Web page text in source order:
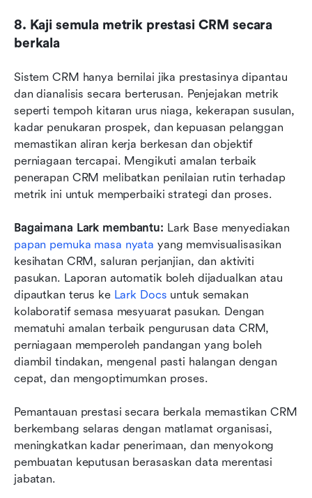
8. Kaji semula metrik prestasi CRM secara
berkala
Sistem CRM hanya bernilai jika prestasinya dipantau
dan dianalisis secara berterusan. Penjejakan metrik
seperti tempoh kitaran urus niaga, kekerapan susulan,
kadar penukaran prospek, dan kepuasan pelanggan
memastikan aliran kerja berkesan dan objektif
perniagaan tercapai. Mengikuti amalan terbaik
penerapan CRM melibatkan penilaian rutin terhadap
metrik ini untuk memperbaiki strategi dan proses.
Bagaimana Lark membantu:
papan pemuka masa nyata yang memvisualisasikan
kesihatan CRM, saluran perjanjian, dan aktiviti
pasukan. Laporan automatik boleh dijadualkan atau
dipautkan terus ke Lark Docs untuk semakan
kolaboratif semasa mesyuarat pasukan. Dengan
mematuhi amalan terbaik pengurusan data CRM,
perniagaan memperoleh pandangan yang boleh
diambil tindakan, mengenal pasti halangan dengan
cepat, dan mengoptimumkan proses.
Pemantauan prestasi secara berkala memastikan CRM
berkembang selaras dengan matlamat organisasi,
meningkatkan kadar penerimaan, dan menyokong
pembuatan keputusan berasaskan data merentasi
jabatan.